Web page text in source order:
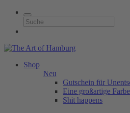
Shop
Neu
Gutschein für
Eine großartige Farbe
Shit happens